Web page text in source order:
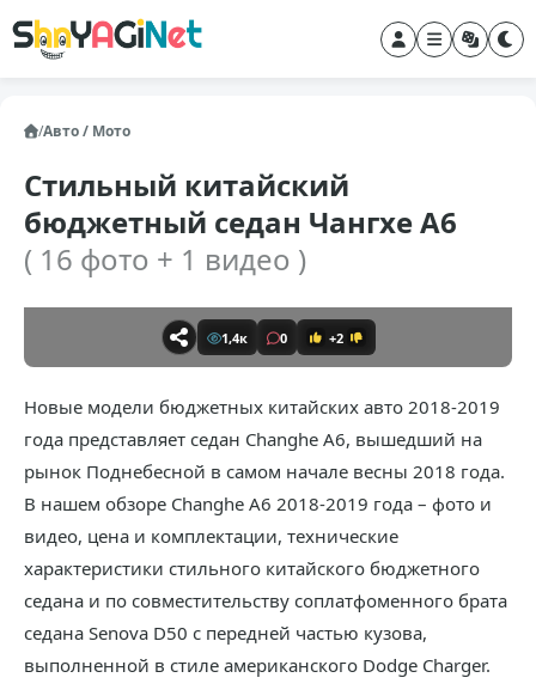
/Авто / Мото
Стильный китайский
бюджетный седан Чангхе А6
( 16 фото + 1 видео )
1,4к 0 +2
Новые модели бюджетных китайских авто 2018-2019
года представляет седан Changhe A6, вышедший на
рынок Поднебесной в самом начале весны 2018 года.
В нашем обзоре Changhe A6 2018-2019 года – фото и
видео, цена и комплектации, технические
характеристики стильного китайского бюджетного
седана и по совместительству соплатфоменного брата
седана Senova D50 с передней частью кузова,
выполненной в стиле американского Dodge Charger.